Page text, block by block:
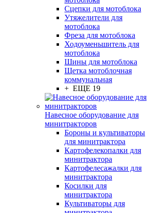
Сцепки для мотоблока
Утяжелители для
мотоблока
Фреза для мотоблока
Ходоуменьшитель для
мотоблока
Шины для мотоблока
Щетка мотоблочная
коммунальная
+ ЕЩЕ 19
Навесное оборудование для
минитракторов
Бороны и культиваторы
для минитрактора
Картофелекопалки для
минитрактора
Картофелесажалки для
минитрактора
Косилки для
минитрактора
Культиваторы для